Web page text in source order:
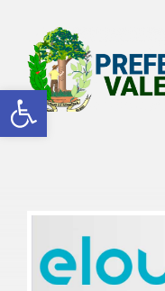
Abrir a barra de ferramentas